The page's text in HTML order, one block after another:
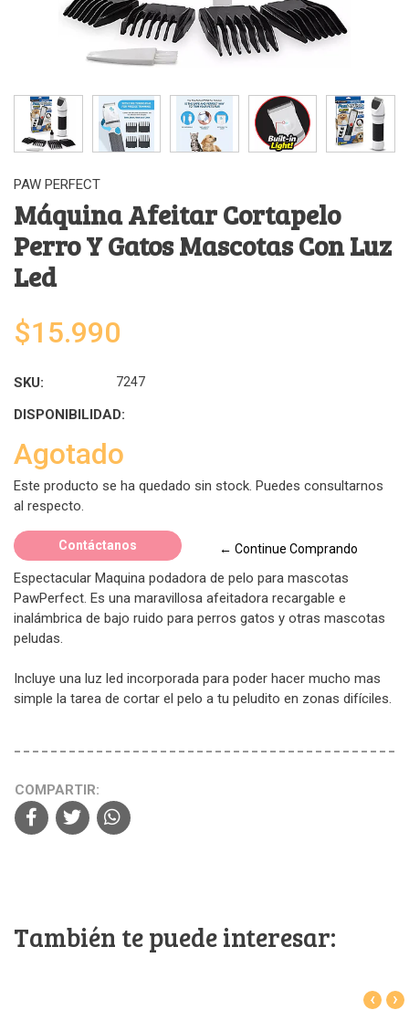
PAW PERFECT
Máquina Afeitar Cortapelo
Perro Y Gatos Mascotas Con Luz
Led
$15.990
SKU: 7247
DISPONIBILIDAD:
Agotado
Este producto se ha quedado sin stock. Puedes consultarnos
al respecto.
Contáctanos ← Continue Comprando
Espectacular Maquina podadora de pelo para mascotas
PawPerfect. Es una maravillosa afeitadora recargable e
inalámbrica de bajo ruido para perros gatos y otras mascotas
peludas.
Incluye una luz led incorporada para poder hacer mucho mas
simple la tarea de cortar el pelo a tu peludito en zonas difíciles.
COMPARTIR:
También te puede interesar:
‹ ›